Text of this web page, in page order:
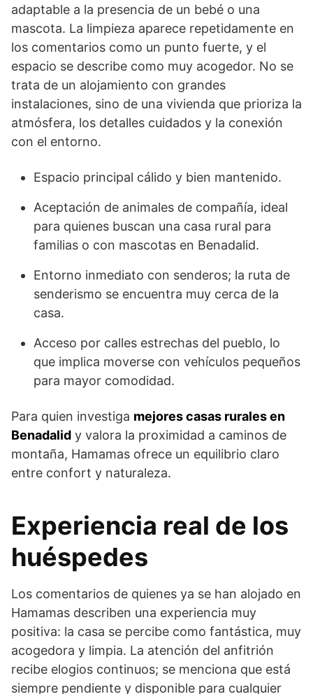
adaptable a la presencia de un bebé o una
mascota. La limpieza aparece repetidamente en
los comentarios como un punto fuerte, y el
espacio se describe como muy acogedor. No se
trata de un alojamiento con grandes
instalaciones, sino de una vivienda que prioriza la
atmósfera, los detalles cuidados y la conexión
con el entorno.
Espacio principal cálido y bien mantenido.
Aceptación de animales de compañía, ideal
para quienes buscan una casa rural para
familias o con mascotas en Benadalid.
Entorno inmediato con senderos; la ruta de
senderismo se encuentra muy cerca de la
casa.
Acceso por calles estrechas del pueblo, lo
que implica moverse con vehículos pequeños
para mayor comodidad.
Para quien investiga mejores casas rurales en
Benadalid y valora la proximidad a caminos de
montaña, Hamamas ofrece un equilibrio claro
entre confort y naturaleza.
Experiencia real de los
huéspedes
Los comentarios de quienes ya se han alojado en
Hamamas describen una experiencia muy
positiva: la casa se percibe como fantástica, muy
acogedora y limpia. La atención del anfitrión
recibe elogios continuos; se menciona que está
siempre pendiente y disponible para cualquier